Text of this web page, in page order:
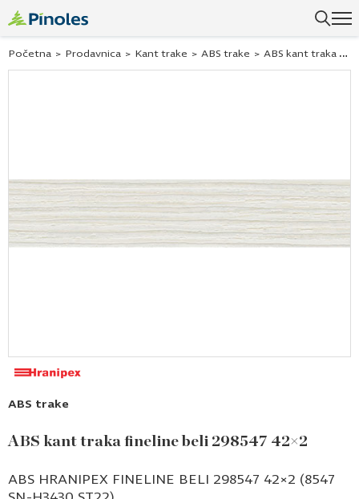
Početna > Prodavnica > Kant trake > ABS trake > ABS kant traka fineline beli 298547 42×2
ABS trake
ABS kant traka fineline beli 298547 42×2
ABS HRANIPEX FINELINE BELI 298547 42×2 (8547